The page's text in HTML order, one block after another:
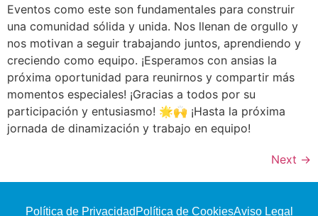
Eventos como este son fundamentales para construir
una comunidad sólida y unida. Nos llenan de orgullo y
nos motivan a seguir trabajando juntos, aprendiendo y
creciendo como equipo. ¡Esperamos con ansias la
próxima oportunidad para reunirnos y compartir más
momentos especiales! ¡Gracias a todos por su
participación y entusiasmo! 🌟🙌 ¡Hasta la próxima
jornada de dinamización y trabajo en equipo!
Next →
Política de Privacidad Política de CookiesAviso Legal